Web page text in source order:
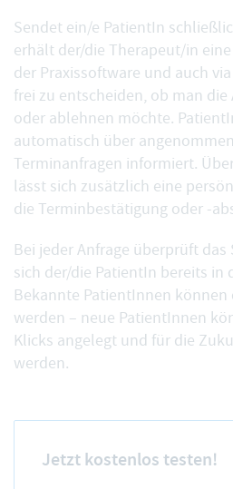
Sendet ein/e PatientIn
erhält der/die Therapeut/in
der Praxissoftware und auch
frei zu entscheiden, ob man die
oder ablehnen möchte.
automatisch über
Terminanfragen informiert.
lässt sich zusätzlich eine
die Terminbestätigung oder -
Bei jeder Anfrage überprüft
sich der/die PatientIn bereits in
Bekannte PatientInnen
werden – neue PatientInnen
Klicks angelegt und für die
werden.
Jetzt kostenlos testen!